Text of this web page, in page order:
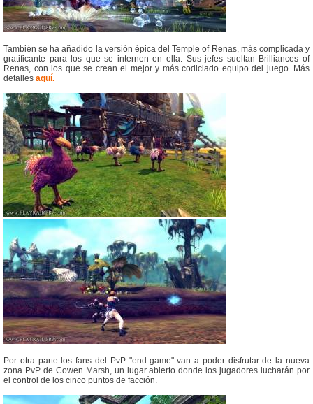
También se ha añadido la versión épica del Temple of Renas, más complicada y
gratificante para los que se internen en ella. Sus jefes sueltan Brilliances of
Renas, con los que se crean el mejor y más codiciado equipo del juego. Más
detalles aquí.
Por otra parte los fans del PvP "end-game" van a poder disfrutar de la nueva
zona PvP de Cowen Marsh, un lugar abierto donde los jugadores lucharán por
el control de los cinco puntos de facción.